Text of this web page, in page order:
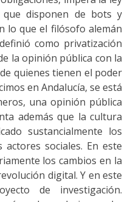
disponen de bots y
lo que el filósofo alemán
como privatización
la opinión pública con la
quienes tienen el poder
en Andalucía, se está
una opinión pública
además que la cultura
sustancialmente los
sociales. En este
los cambios en la
digital. Y en este
de investigación.